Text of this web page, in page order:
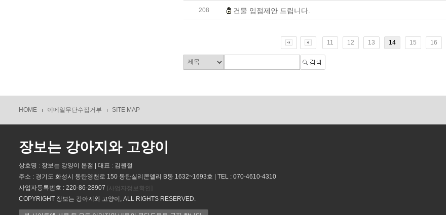
208 건물 입점제안 드립니다.
11 12 13 14 15 16
HOME 이메일무단수집거부 SITE MAP
장보는 강아지와 고양이
상호명 : 장보는 강양이 본점 | 대표 : 김원철
주소 : 경기도 화성시 동탄영천로 150 동탄실리콘앨리 B동 1632~1693호 | TEL : 070-4610-4310
사업자등록번호 : 220-86-28907 [사업자정보확인]
COPYRIGHT 장보는 강아지와 고양이, ALL RIGHTS RESERVED.